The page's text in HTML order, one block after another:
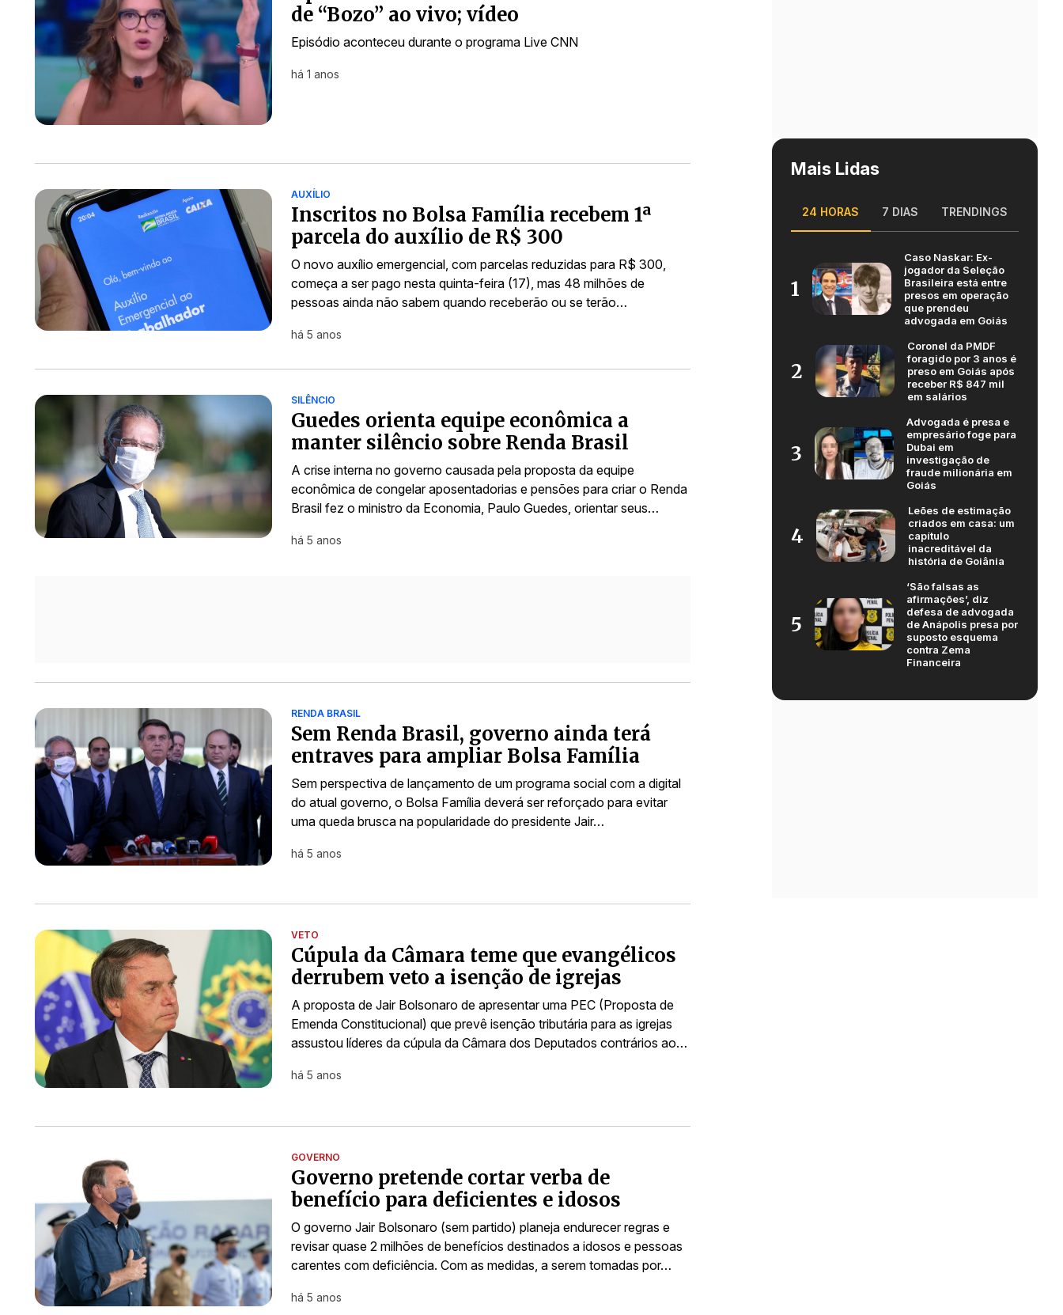
de “Bozo” ao vivo; vídeo
Episódio aconteceu durante o programa Live CNN
há 1 anos
AUXÍLIO
Inscritos no Bolsa Família recebem 1ª
parcela do auxílio de R$ 300
O novo auxílio emergencial, com parcelas reduzidas para R$ 300,
começa a ser pago nesta quinta-feira (17), mas 48 milhões de
pessoas ainda não sabem quando receberão ou se terão…
há 5 anos
SILÊNCIO
Guedes orienta equipe econômica a
manter silêncio sobre Renda Brasil
A crise interna no governo causada pela proposta da equipe
econômica de congelar aposentadorias e pensões para criar o Renda
Brasil fez o ministro da Economia, Paulo Guedes, orientar seus…
há 5 anos
RENDA BRASIL
Sem Renda Brasil, governo ainda terá
entraves para ampliar Bolsa Família
Sem perspectiva de lançamento de um programa social com a digital
do atual governo, o Bolsa Família deverá ser reforçado para evitar
uma queda brusca na popularidade do presidente Jair…
há 5 anos
VETO
Cúpula da Câmara teme que evangélicos
derrubem veto a isenção de igrejas
A proposta de Jair Bolsonaro de apresentar uma PEC (Proposta de
Emenda Constitucional) que prevê isenção tributária para as igrejas
assustou líderes da cúpula da Câmara dos Deputados contrários ao…
há 5 anos
GOVERNO
Governo pretende cortar verba de
benefício para deficientes e idosos
O governo Jair Bolsonaro (sem partido) planeja endurecer regras e
revisar quase 2 milhões de benefícios destinados a idosos e pessoas
carentes com deficiência. Com as medidas, a serem tomadas por…
há 5 anos
Mais Lidas
24 HORAS 7 DIAS TRENDINGS
1
Caso Naskar: Ex-
jogador da Seleção
Brasileira está entre
presos em operação
que prendeu
advogada em Goiás
2
Coronel da PMDF
foragido por 3 anos é
preso em Goiás após
receber R$ 847 mil
em salários
3
Advogada é presa e
empresário foge para
Dubai em
investigação de
fraude milionária em
Goiás
4
Leões de estimação
criados em casa: um
capítulo
inacreditável da
história de Goiânia
5
‘São falsas as
afirmações’, diz
defesa de advogada
de Anápolis presa por
suposto esquema
contra Zema
Financeira